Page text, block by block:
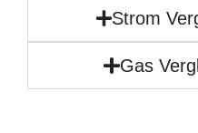
Strom
Gas